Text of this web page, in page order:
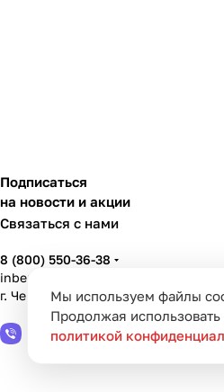
Мы используем файлы
Продолжая
политикой
Подписаться
на новости и акции
Связаться с нами
8 (800) 550-36-38
inbenzo35@list.ru
г. Череповец, ул. Вологодская, д.